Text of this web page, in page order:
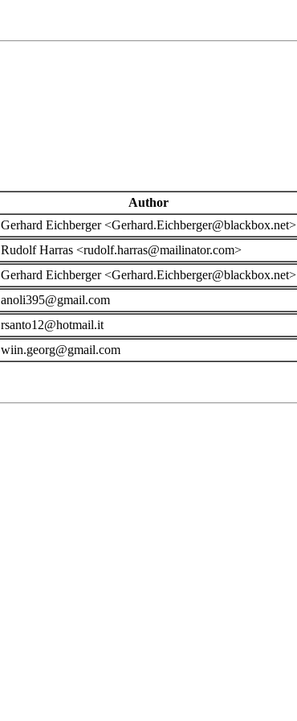
Author
Gerhard Eichberger <Gerhard.Eichberger@blackbox.net>
Rudolf Harras <rudolf.harras@mailinator.com>
Gerhard Eichberger <Gerhard.Eichberger@blackbox.net>
anoli395@gmail.com
rsanto12@hotmail.it
wiin.georg@gmail.com